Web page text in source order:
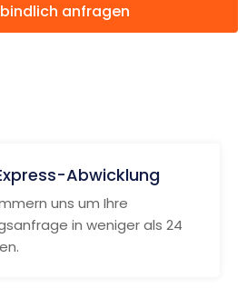
anfragen
Abwicklung
uns um Ihre
in weniger als 24